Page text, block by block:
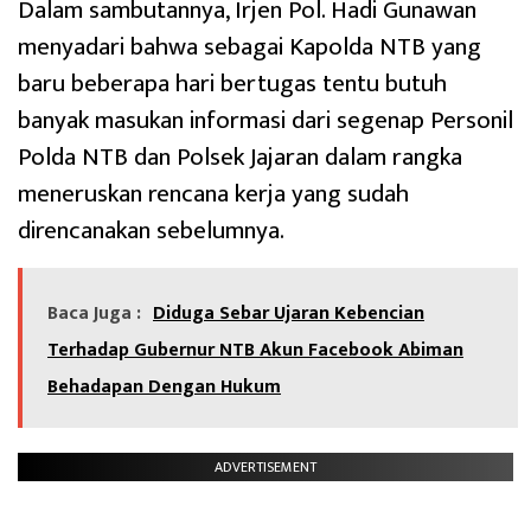
Dalam sambutannya, Irjen Pol. Hadi Gunawan
menyadari bahwa sebagai Kapolda NTB yang
baru beberapa hari bertugas tentu butuh
banyak masukan informasi dari segenap Personil
Polda NTB dan Polsek Jajaran dalam rangka
meneruskan rencana kerja yang sudah
direncanakan sebelumnya.
Baca Juga : Diduga Sebar Ujaran Kebencian
Terhadap Gubernur NTB Akun Facebook Abiman
Behadapan Dengan Hukum
ADVERTISEMENT